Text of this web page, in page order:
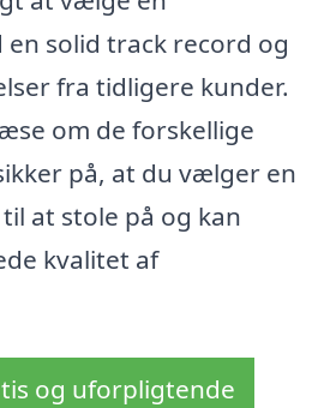
solid track record og
fra tidligere kunder.
om de forskellige
på, at du vælger en
at stole på og kan
kvalitet af
og uforpligtende